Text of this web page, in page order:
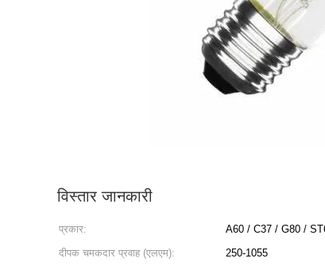
विस्तार जानकारी
प्रकार: A60 / C37 / G80 /
दीपक चमकदार प्रवाह (एलएम):
250-1055